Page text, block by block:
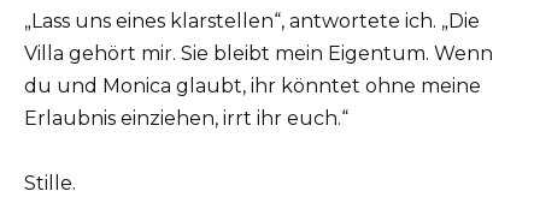
„Lass uns eines klarstellen“, antwortete ich. „Die
Villa gehört mir. Sie bleibt mein Eigentum. Wenn
du und Monica glaubt, ihr könntet ohne meine
Erlaubnis einziehen, irrt ihr euch.“
Stille.